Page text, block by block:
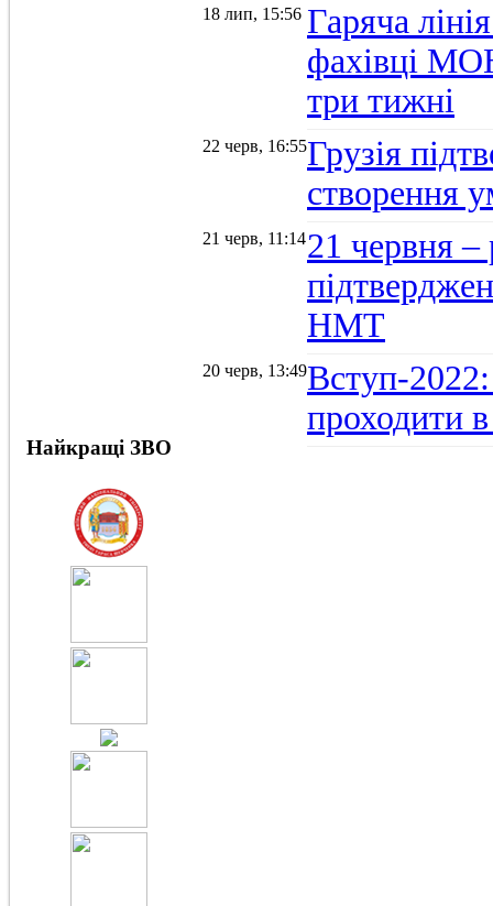
18 лип, 15:56 Гаряча
фахівці
три тижні
22 черв, 16:55Грузія
створення
21 черв, 11:1421 червня –
НМТ
20 черв, 13:49Вступ-
проходити в
Найкращі ЗВО